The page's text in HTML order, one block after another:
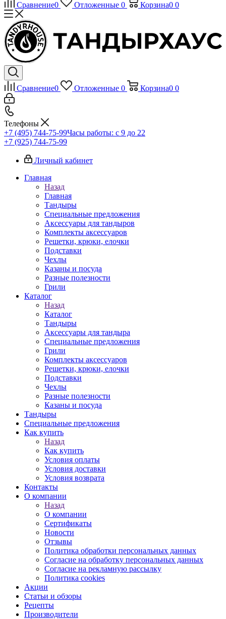
Сравнение0 Отложенные 0 Корзина0 0
Сравнение0 Отложенные 0 Корзина0 0
Телефоны
+7 (495) 744-75-99Часы работы: c 9 до 22
+7 (925) 744-75-99
Личный кабинет
Главная
Назад
Главная
Тандыры
Специальные предложения
Аксессуары для тандыров
Комплекты аксессуаров
Решетки, крюки, елочки
Подставки
Чехлы
Казаны и посуда
Разные полезности
Грили
Каталог
Назад
Каталог
Тандыры
Аксессуары для тандыра
Специальные предложения
Грили
Комплекты аксессуаров
Решетки, крюки, елочки
Подставки
Чехлы
Разные полезности
Казаны и посуда
Тандыры
Специальные предложения
Как купить
Назад
Как купить
Условия оплаты
Условия доставки
Условия возврата
Контакты
О компании
Назад
О компании
Сертификаты
Новости
Отзывы
Политика обработки персональных данных
Согласие на обработку персональных данных
Согласие на рекламную рассылку
Политика cookies
Акции
Статьи и обзоры
Рецепты
Производители